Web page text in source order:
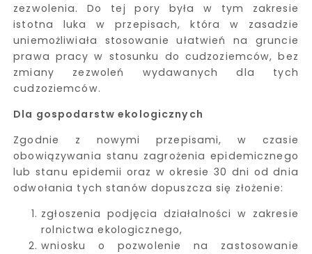
zezwolenia. Do tej pory była w tym zakresie
istotna luka w przepisach, która w zasadzie
uniemożliwiała stosowanie ułatwień na gruncie
prawa pracy w stosunku do cudzoziemców, bez
zmiany zezwoleń wydawanych dla tych
cudzoziemców.
Dla gospodarstw ekologicznych
Zgodnie z nowymi przepisami, w czasie
obowiązywania stanu zagrożenia epidemicznego
lub stanu epidemii oraz w okresie 30 dni od dnia
odwołania tych stanów dopuszcza się złożenie:
zgłoszenia podjęcia działalności w zakresie
rolnictwa ekologicznego,
wniosku o pozwolenie na zastosowanie